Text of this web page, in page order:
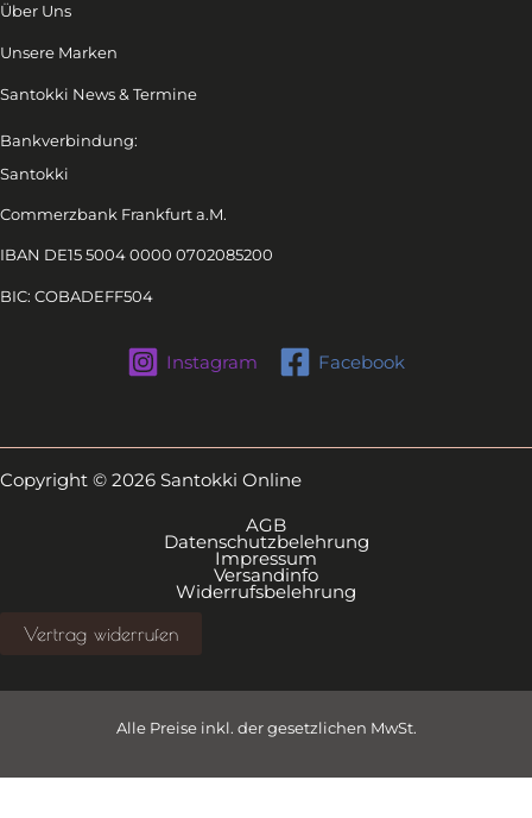
Über Uns
Unsere Marken
Santokki News & Termine
Bankverbindung:
Santokki
Commerzbank Frankfurt a.M.
IBAN DE15 5004 0000 0702085200
BIC: COBADEFF504
Instagram Facebook
Copyright © 2026 Santokki Online
AGB
Datenschutzbelehrung
Impressum
Versandinfo
Widerrufsbelehrung
Vertrag widerrufen
Alle Preise inkl. der gesetzlichen MwSt.